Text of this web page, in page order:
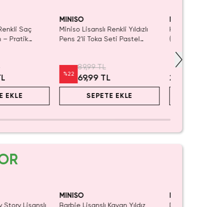
Renkli Yıldızlı
Seti Pastel
TL
TL
EKLE
MINISO
Hello Kitty Lisanslı Saç Tokası
(3 Adet) – Renkli Desenli &
249,99 TL
SEPETE EKLE
Barbie Lisanslı Kayan Yıldız
Disney Lisanslı Pamuk